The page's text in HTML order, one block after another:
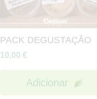
PACK DEGUSTAÇÃO
10,00 €
Adicionar